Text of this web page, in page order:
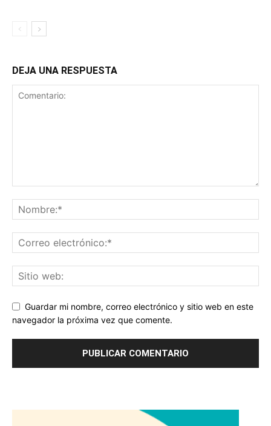
DEJA UNA RESPUESTA
Guardar mi nombre, correo electrónico y sitio web en este
navegador la próxima vez que comente.